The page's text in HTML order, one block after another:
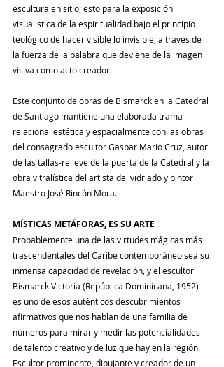
escultura en sitio; esto para la exposición
visualistica de la espiritualidad bajo el principio
teológico de hacer visible lo invisible, a través de
la fuerza de la palabra que deviene de la imagen
visiva como acto creador.
Este conjunto de obras de Bismarck en la Catedral
de Santiago mantiene una elaborada trama
relacional estética y espacialmente con las obras
del consagrado escultor Gaspar Mario Cruz, autor
de las tallas-relieve de la puerta de la Catedral y la
obra vitralística del artista del vidriado y pintor
Maestro José Rincón Mora.
MÍSTICAS METÁFORAS, ES SU ARTE
Probablemente una de las virtudes mágicas más
trascendentales del Caribe contemporáneo sea su
inmensa capacidad de revelación, y el escultor
Bismarck Victoria (República Dominicana, 1952)
es uno de esos auténticos descubrimientos
afirmativos que nos hablan de una familia de
números para mirar y medir las potencialidades
de talento creativo y de luz que hay en la región.
Escultor prominente, dibujante y creador de un